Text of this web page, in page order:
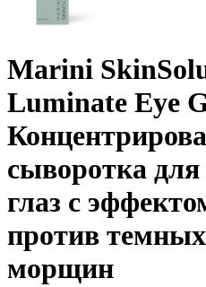
Marini
Luminate Eye
сыворотка
глаз с
против
морщин